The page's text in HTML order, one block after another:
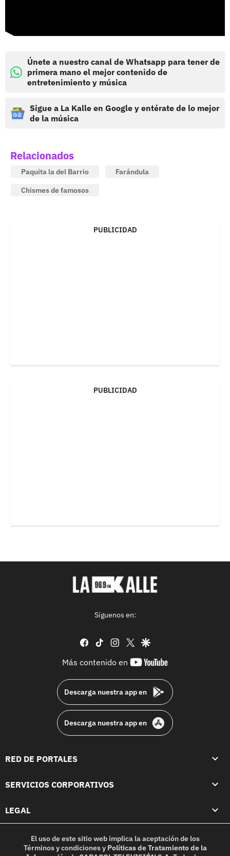
Únete a nuestro canal de Whatsapp para tener de
primera mano el mejor contenido de
entretenimiento y música
Sigue a La Kalle en Google y entérate de lo mejor
de la música
Relacionados
Paquita la del Barrio
Farándula
Chismes de famosos
PUBLICIDAD
PUBLICIDAD
Síguenos en:
facebook
tiktok instagram
twittergoogle
Más contenido en
youtube-
Descarga nuestra app en
Descarga nuestra app en
RED DE PORTALES
SERVICIOS CORPORATIVOS
LEGAL
El uso de este sitio web implica la aceptación de los
Términos y condicionesy Políticas de Tratamiento de la